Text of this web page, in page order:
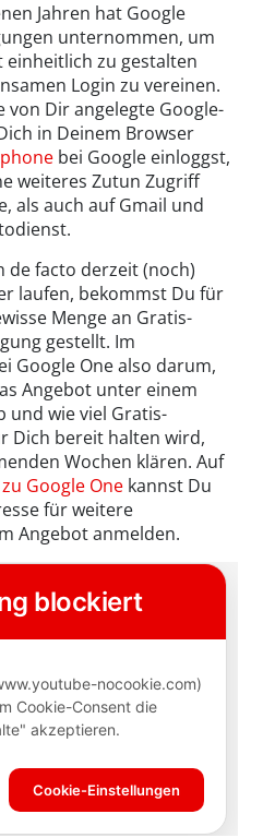
Jahren hat Google
unternommen, um
zu gestalten
Login zu vereinen.
von Dir angelegte Google-
in Deinem Browser
bei Google einloggst,
weiteres Zutun Zugriff
als auch auf Gmail und
de facto derzeit (noch)
laufen, bekommst Du für
Menge an Gratis-
gestellt. Im
Google One also darum,
Angebot unter einem
und wie viel Gratis-
Dich bereit halten wird,
Wochen klären. Auf
Google One kannst Du
für weitere
Angebot anmelden.